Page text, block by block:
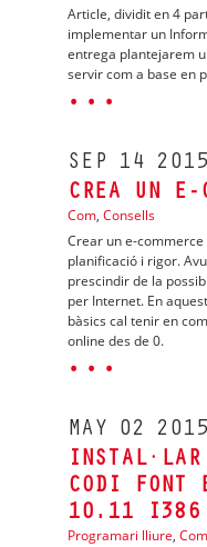
Article, dividit en 4
implementar un
entrega plantejarem
servir com a base en
· · ·
SEP 14
2015
CREA UN E-
Com, Consells
Crear un e-
planificació i rigor.
prescindir de la
per Internet. En
bàsics cal tenir en
online des de 0.
· · ·
MAY 02
2015
CODI FONT
10.11 I386
Programari lliure, Com